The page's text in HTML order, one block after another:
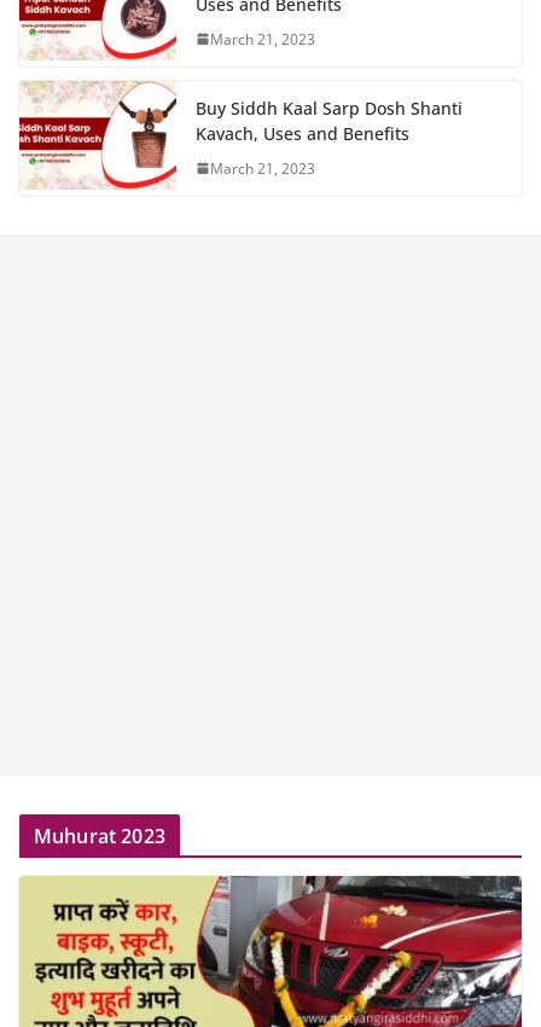
March 21, 2023
Buy Siddh Kaal Sarp Dosh Shanti
Kavach, Uses and Benefits
March 21, 2023
Muhurat 2023